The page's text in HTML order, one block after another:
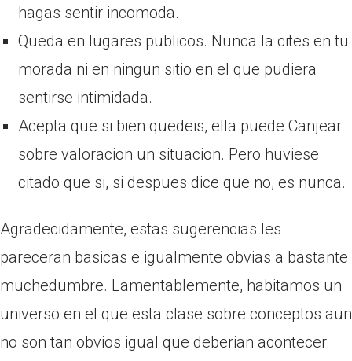
hagas sentir incomoda.
Queda en lugares publicos. Nunca la cites en tu
morada ni en ningun sitio en el que pudiera
sentirse intimidada.
Acepta que si bien quedeis, ella puede Canjear
sobre valoracion un situacion. Pero huviese
citado que si, si despues dice que no, es nunca.
Agradecidamente, estas sugerencias les
pareceran basicas e igualmente obvias a bastante
muchedumbre. Lamentablemente, habitamos un
universo en el que esta clase sobre conceptos aun
no son tan obvios igual que deberian acontecer.